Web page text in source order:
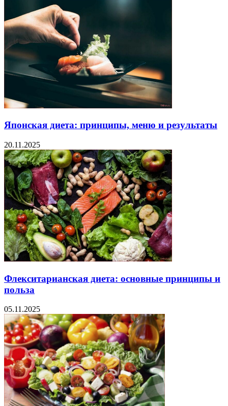
Японская диета: принципы, меню и результаты
20.11.2025
Флекситарианская диета: основные принципы и
польза
05.11.2025